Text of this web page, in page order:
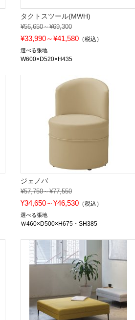
タクトスツール(MWH)
¥56,650～¥69,300
¥33,990～¥41,580 （税込）
選べる張地
W600×D520×H435
ジェノバ
¥57,750～¥77,550
¥34,650～¥46,530 （税込）
選べる張地
Ｗ460×D500×H675・SH385